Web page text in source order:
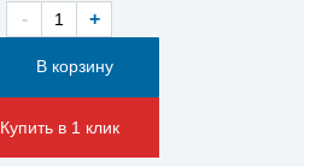
- +
Купить в 1 клик